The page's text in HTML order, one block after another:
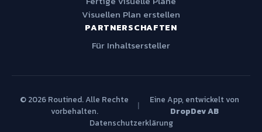
Visuellen Plan erstellen
PARTNERSCHAFTEN
Für Inhaltsersteller
© 2026 Routined. Alle Rechte
vorbehalten.
|
Eine App, entwickelt von
DropDev AB
Datenschutzerklärung